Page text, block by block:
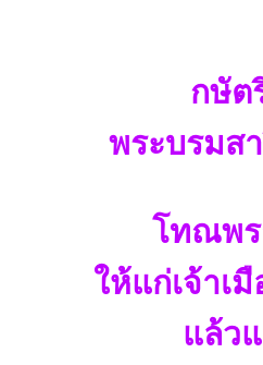
กษัต
พระบรมส
โทณพร
ให้แก่เจ้าเ
แล้ว